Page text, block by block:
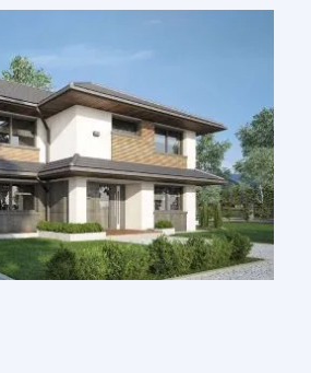
Okul Binaları
Prefabrik Bungalov